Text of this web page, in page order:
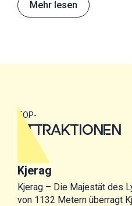
Mehr lesen
TOP-
ATTRAKTIONEN
Kjerag
Kjerag – Die Majestät des
von 1132 Metern überragt